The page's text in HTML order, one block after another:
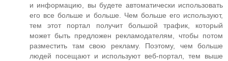
и информацию, вы будете автоматически использовать
его все больше и больше. Чем больше его используют,
тем этот портал получит большой трафик, который
может быть предложен рекламодателям, чтобы потом
разместить там свою рекламу. Поэтому, чем больше
людей посещают и используют веб-портал, тем выше